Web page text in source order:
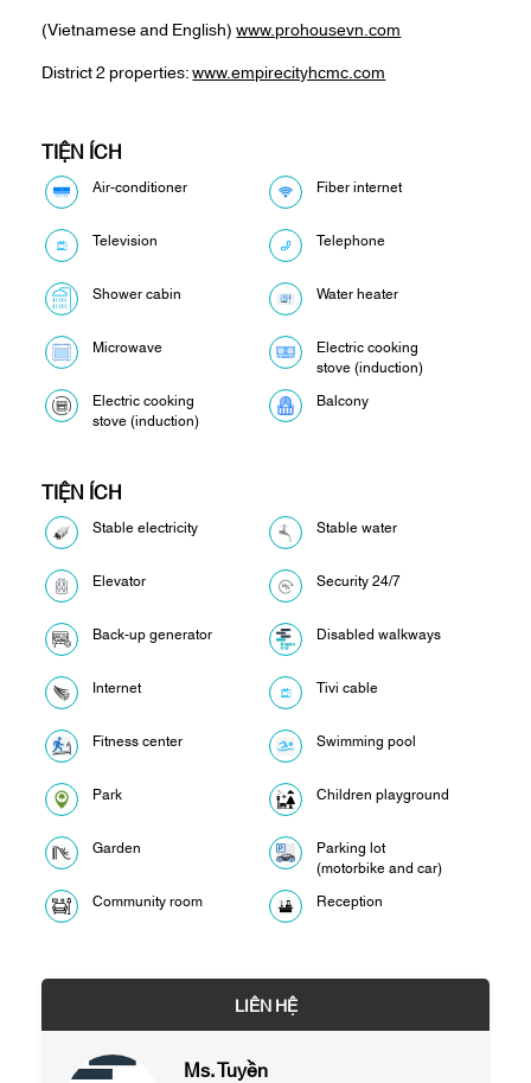
(Vietnamese and English)www.prohousevn.com
District 2 properties:www.empirecityhcmc.com
TIỆN ÍCH
Air-conditioner Fiber internet
Television Telephone
Shower cabin Water heater
Microwave
Electric cooking
stove (induction)
Electric cooking
stove (induction)
Balcony
TIỆN ÍCH
Stable electricity Stable water
Elevator Security 24/7
Back-up generator Disabled walkways
Internet Tivi cable
Fitness center Swimming pool
Park Children playground
Garden
Parking lot
(motorbike and car)
Community room
Reception
LIÊN HỆ
Ms. Tuyền